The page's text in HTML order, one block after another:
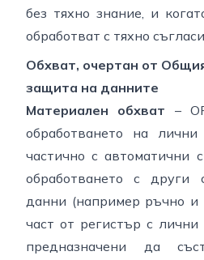
без тяхно знание, и
обработват с тяхно
Обхват, очертан от
защита на данните
Материален обхват –
обработването на
частично с автоматични
обработването с други
данни (например ръчно и
част от регистър с
предназначени да